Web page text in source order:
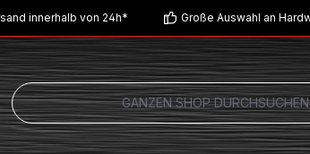
innerhalb von 24h* Große Auswahl an